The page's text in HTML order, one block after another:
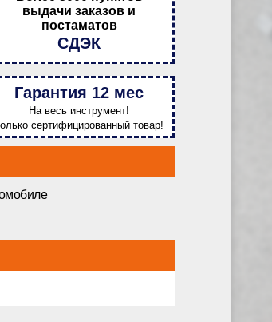
выдачи заказов и
постаматов
СДЭК
Гарантия 12 мес
На весь инструмент!
сертифицированный товар!